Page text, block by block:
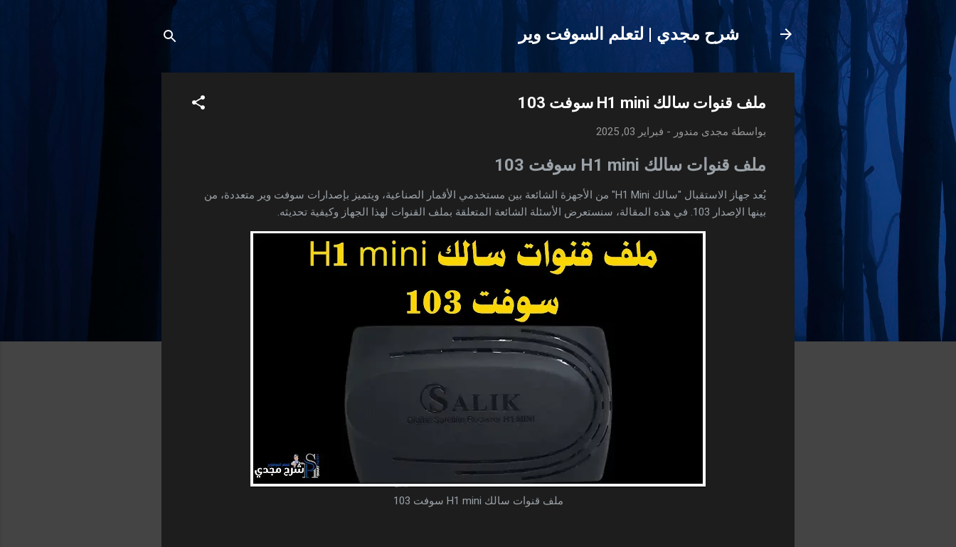
شرح مجدي | لتعلم السوفت وير
ملف قنوات سالك H1 mini سوفت 103
بواسطة مجدى مندور - فبراير 03, 2025
ملف قنوات سالك H1 mini سوفت 103
يُعد جهاز الاستقبال "سالك H1 Mini" من الأجهزة الشائعة بين مستخدمي الأقمار الصناعية، ويتميز بإصدارات سوفت وير متعددة، من
بينها الإصدار 103. في هذه المقالة، سنستعرض الأسئلة الشائعة المتعلقة بملف القنوات لهذا الجهاز وكيفية تحديثه.
ملف قنوات سالك H1 mini سوفت 103